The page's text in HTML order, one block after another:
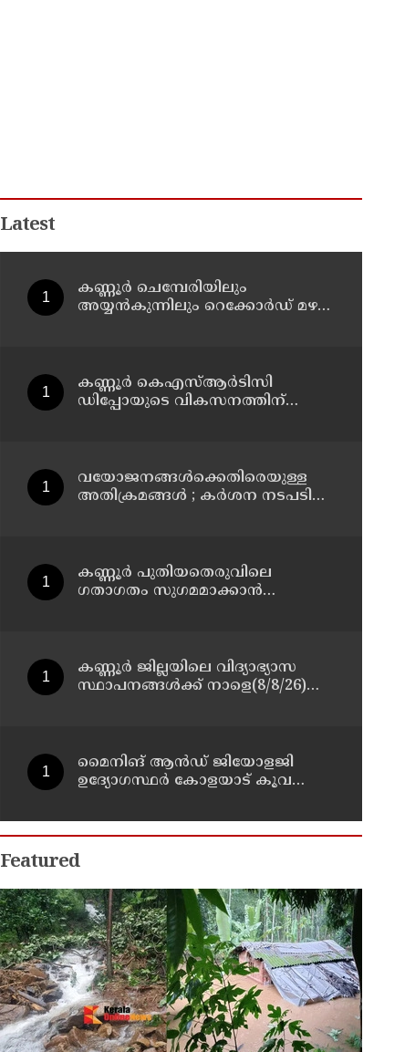
Latest
കണ്ണൂർ ചെമ്പേരിയിലും
അയ്യൻകുന്നിലും റെക്കോർഡ് മഴ ;
കണ്ണൂർ കെഎസ്ആർടിസി
ഡിപ്പോയുടെ വികസനത്തിന്
വയോജനങ്ങൾക്കെതിരെയുള്ള
അതിക്രമങ്ങൾ ; കർശന നടപടി
കണ്ണൂർ പുതിയതെരുവിലെ
ഗതാഗതം സുഗമമാക്കാന്‍
കണ്ണൂർ ജില്ലയിലെ വിദ്യാഭ്യാസ
സ്ഥാപനങ്ങള്‍ക്ക് നാളെ(8/8/26)
മൈനിങ് ആൻഡ്​ ജിയോളജി
ഉദ്യോഗസ്ഥർ കോളയാട് കൂവ
Featured